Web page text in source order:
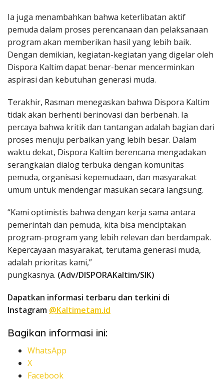
Ia juga menambahkan bahwa keterlibatan aktif
pemuda dalam proses perencanaan dan pelaksanaan
program akan memberikan hasil yang lebih baik.
Dengan demikian, kegiatan-kegiatan yang digelar oleh
Dispora Kaltim dapat benar-benar mencerminkan
aspirasi dan kebutuhan generasi muda.
Terakhir, Rasman menegaskan bahwa Dispora Kaltim
tidak akan berhenti berinovasi dan berbenah. Ia
percaya bahwa kritik dan tantangan adalah bagian dari
proses menuju perbaikan yang lebih besar. Dalam
waktu dekat, Dispora Kaltim berencana mengadakan
serangkaian dialog terbuka dengan komunitas
pemuda, organisasi kepemudaan, dan masyarakat
umum untuk mendengar masukan secara langsung.
“Kami optimistis bahwa dengan kerja sama antara
pemerintah dan pemuda, kita bisa menciptakan
program-program yang lebih relevan dan berdampak.
Kepercayaan masyarakat, terutama generasi muda,
adalah prioritas kami,”
pungkasnya. (Adv/DISPORAKaltim/SIK)
Dapatkan informasi terbaru dan terkini di
Instagram @Kaltimetam.id
Bagikan informasi ini:
WhatsApp
X
Facebook